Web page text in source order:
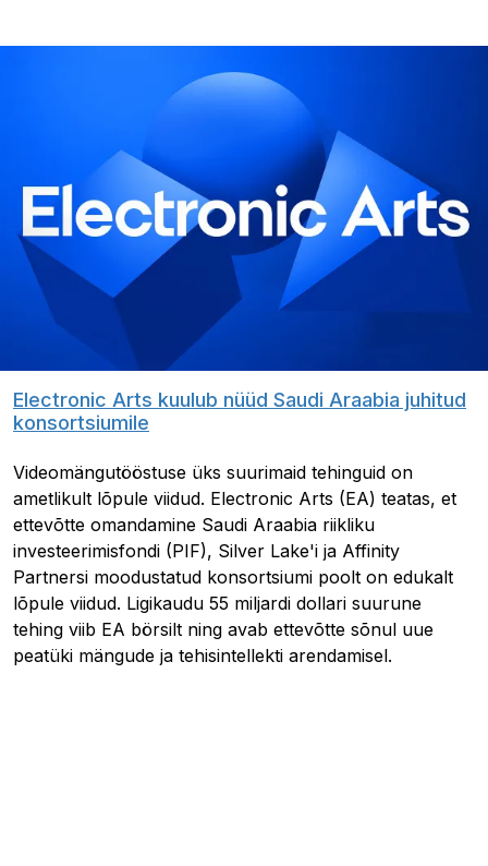
Electronic Arts kuulub nüüd Saudi Araabia juhitud
konsortsiumile
Videomängutööstuse üks suurimaid tehinguid on
ametlikult lõpule viidud. Electronic Arts (EA) teatas, et
ettevõtte omandamine Saudi Araabia riikliku
investeerimisfondi (PIF), Silver Lake'i ja Affinity
Partnersi moodustatud konsortsiumi poolt on edukalt
lõpule viidud. Ligikaudu 55 miljardi dollari suurune
tehing viib EA börsilt ning avab ettevõtte sõnul uue
peatüki mängude ja tehisintellekti arendamisel.